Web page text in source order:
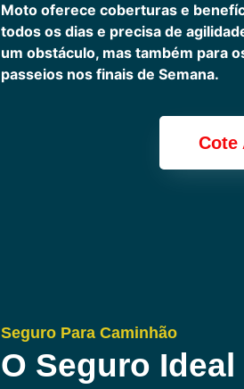
Moto oferece coberturas e
todos os dias e precisa de
um obstáculo, mas também para
passeios nos finais de Semana.
Cote
Seguro Para Caminhão
O Seguro